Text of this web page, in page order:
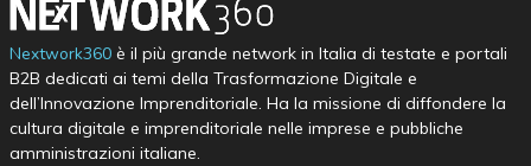
Nextwork360è il più grande network in Italia di testate e portali
B2B dedicati ai temi della Trasformazione Digitale e
dell’Innovazione Imprenditoriale. Ha la missione di diffondere la
cultura digitale e imprenditoriale nelle imprese e pubbliche
amministrazioni italiane.